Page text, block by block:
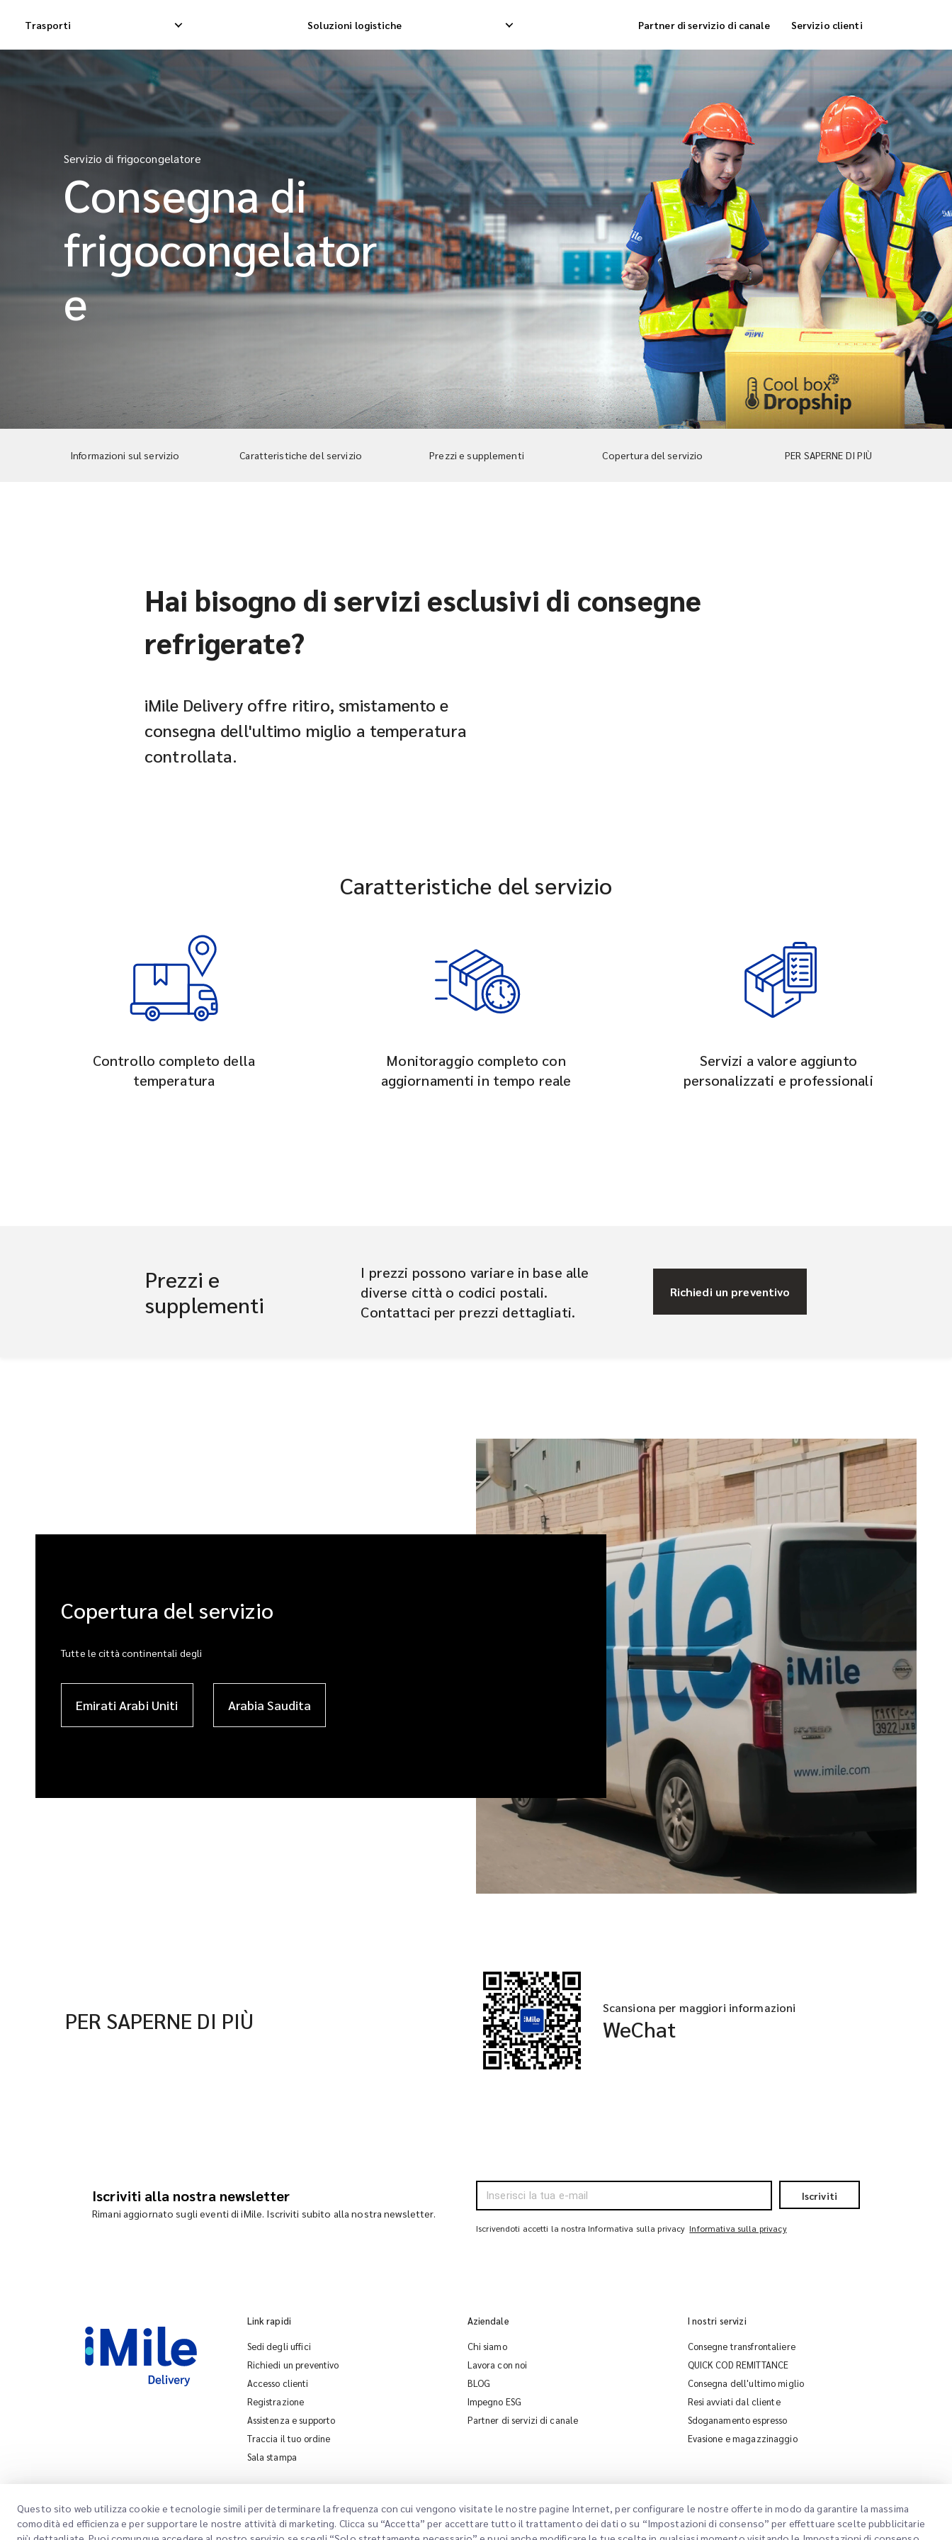
Trasporti Soluzioni logistiche
Consegna espressa nazionale
Consegna Dropship nazionale
Consegna merci nazionale
Consegna Dropship internazionale
Consegna merci internazionale
Spedizione di consolidamento internazionale
Ritiro inverso
Gestione resi
Servizio di stoccaggio
Consegna di evasione degli ordini
Consegna di
Partner di servizio di canale Servizio clienti
Servizio di frigocongelatore
Consegna di
frigocongelator
e
Informazioni sul servizio Caratteristiche del servizio Prezzi e supplementi Copertura del servizio PER SAPERNE DI PIÙ
Hai bisogno di servizi esclusivi di consegne
refrigerate?
iMile Delivery offre ritiro, smistamento e
consegna dell'ultimo miglio a temperatura
controllata.
Caratteristiche del servizio
Controllo completo della
temperatura
Monitoraggio completo con
aggiornamenti in tempo reale
Servizi a valore aggiunto
personalizzati e professionali
Prezzi e
supplementi
I prezzi possono variare in base alle
diverse città o codici postali.
Contattaci per prezzi dettagliati.
Richiedi un preventivo
Copertura del servizio
Tutte le città continentali degli
Emirati Arabi Uniti Arabia Saudita
PER SAPERNE DI PIÙ Scansiona per maggiori informazioni
WeChat
Iscriviti alla nostra newsletter
Rimani aggiornato sugli eventi di iMile. Iscriviti subito alla nostra newsletter.
Iscriviti
Iscrivendoti accetti la nostra Informativa sulla privacy Informativa sulla privacy
Link rapidi
Sedi degli uffici
Richiedi un preventivo
Accesso clienti
Registrazione
Assistenza e supporto
Traccia il tuo ordine
Sala stampa
Aziendale
Chi siamo
Lavora con noi
BLOG
Impegno ESG
Partner di servizi di canale
I nostri servizi
Consegne transfrontaliere
QUICK COD REMITTANCE
Consegna dell'ultimo miglio
Resi avviati dal cliente
Sdoganamento espresso
Evasione e magazzinaggio
Questo sito web utilizza cookie e tecnologie simili per determinare la frequenza con cui vengono visitate le nostre pagine Internet, per configurare le nostre offerte in modo da garantire la massima
comodità ed efficienza e per supportare le nostre attività di marketing. Clicca su “Accetta” per accettare tutto il trattamento dei dati o su “Impostazioni di consenso” per effettuare scelte pubblicitarie
iMile Chat